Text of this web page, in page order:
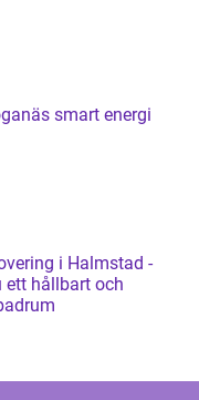
energi
i Halmstad -
ett hållbart och